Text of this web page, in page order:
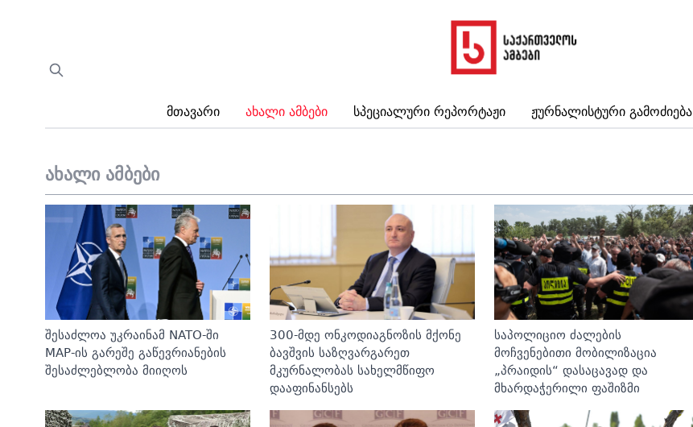
Მთავარი Ახალი Ამბები Სპეციალური Რეპორტაჟი Ჟურნალისტური Გამოძიება
ახალი ამბები
შესაძლოა უკრაინამ NATO-ში
MAP-ის გარეშე გაწევრიანების
შესაძლებლობა მიიღოს
300-მდე ონკოდიაგნოზის მქონე
ბავშვის საზღვარგარეთ
მკურნალობას სახელმწიფო
დააფინანსებს
საპოლიციო ძალების
მოჩვენებითი მობილიზაცია
„პრაიდის“ დასაცავად და
მხარდაჭერილი ფაშიზმი